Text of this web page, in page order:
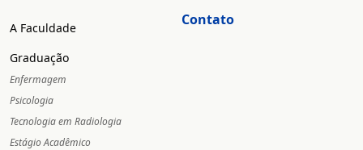
A Faculdade
Graduação
Enfermagem
Psicologia
Tecnologia em Radiologia
Estágio Acadêmico
Contato